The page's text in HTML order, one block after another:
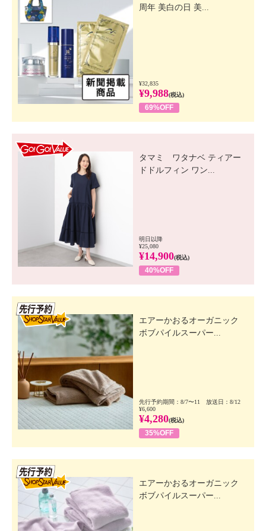
周年 美白の日 美...
¥32,835
¥9,988(税込)
69%OFF
タマミ ワタナベ ティアー
ドドルフィン ワン...
明日以降
¥25,080
¥14,900(税込)
40%OFF
エアーかおるオーガニック
ボブパイルスーパー...
先行予約期間：8/7〜11 放送日：8/12
¥6,600
¥4,280(税込)
35%OFF
エアーかおるオーガニック
ボブパイルスーパー...